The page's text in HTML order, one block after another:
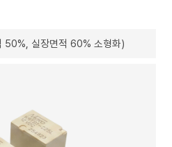
50%, 실장면적 60% 소형화)